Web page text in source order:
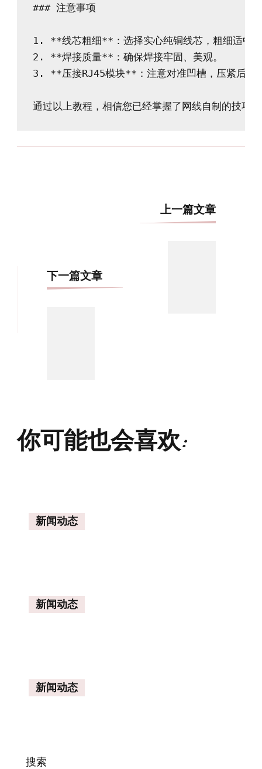
### 注意事项
1. **线芯粗细**：选择实心纯铜线芯，粗细适中。
2. **焊接质量**：确保焊接牢固、美观。
3. **压接RJ45模块**：注意对准凹槽，压紧后检
上一篇文章
下一篇文章
你可能也会喜欢:
新闻动态
新闻动态
新闻动态
搜索